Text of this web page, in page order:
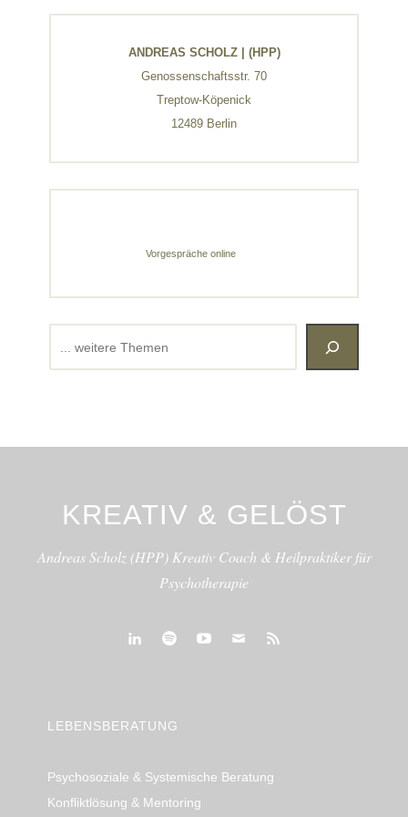
ANDREAS SCHOLZ | (HPP)
Genossenschaftsstr. 70
Treptow-Köpenick
12489 Berlin
Vorgespräche online
KREATIV & GELÖST
Andreas Scholz (HPP) Kreativ Coach & Heilpraktiker für
Psychotherapie
LEBENSBERATUNG
Psychosoziale & Systemische Beratung
Konfliktlösung & Mentoring